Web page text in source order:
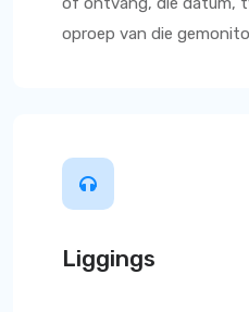
oproep van die
Liggings